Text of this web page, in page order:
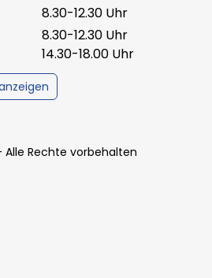
8.30-12.30 Uhr
8.30-12.30 Uhr
14.30-18.00 Uhr
Alle Rechte vorbehalten